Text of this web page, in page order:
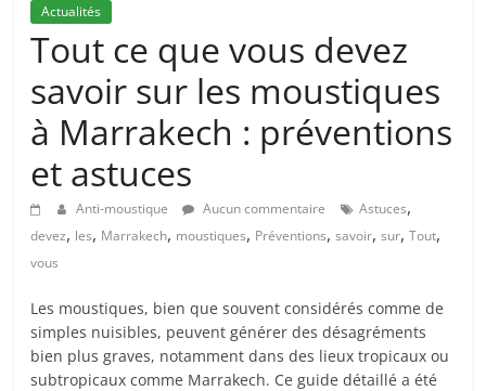
Actualités
Tout ce que vous devez
savoir sur les moustiques
à Marrakech : préventions
et astuces
Anti-moustique Aucun commentaire Astuces,
devez, les, Marrakech, moustiques, Préventions,savoir,sur,Tout,
vous
Les moustiques, bien que souvent considérés comme de
simples nuisibles, peuvent générer des désagréments
bien plus graves, notamment dans des lieux tropicaux ou
subtropicaux comme Marrakech. Ce guide détaillé a été